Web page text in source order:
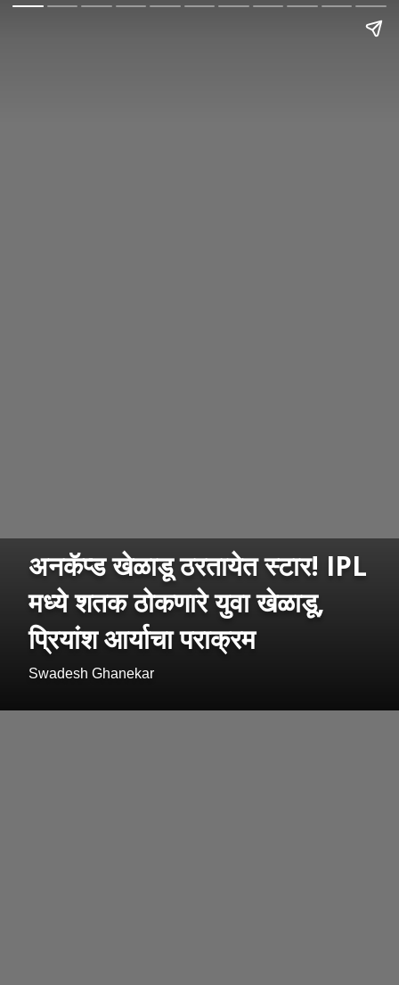
अनकॅप्ड खेळाडू ठरतायेत स्टार! IPL
मध्ये शतक ठोकणारे युवा खेळाडू,
प्रियांश आर्याचा पराक्रम
Swadesh Ghanekar